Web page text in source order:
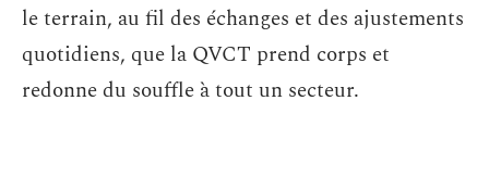
le terrain, au fil des échanges et des ajustements
quotidiens, que la QVCT prend corps et
redonne du souffle à tout un secteur.